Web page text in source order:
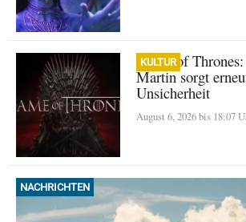
KULTUR
Game of
Martin sorgt
Unsicherheit
August 6, 2026 bis 18:07
NACHRICHTEN